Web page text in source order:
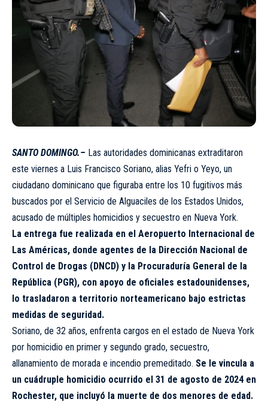
SANTO DOMINGO.– Las autoridades dominicanas extraditaron
este viernes a Luis Francisco Soriano, alias Yefri o Yeyo, un
ciudadano dominicano que figuraba entre los 10 fugitivos más
buscados por el Servicio de Alguaciles de los Estados Unidos,
acusado de múltiples homicidios y secuestro en Nueva York.
La entrega fue realizada en el Aeropuerto Internacional de
Las Américas, donde agentes de la Dirección Nacional de
Control de Drogas (DNCD) y la Procuraduría General de la
República (PGR), con apoyo de oficiales estadounidenses,
lo trasladaron a territorio norteamericano bajo estrictas
medidas de seguridad.
Soriano, de 32 años, enfrenta cargos en el estado de Nueva York
por homicidio en primer y segundo grado, secuestro,
allanamiento de morada e incendio premeditado. Se le vincula a
un cuádruple homicidio ocurrido el 31 de agosto de 2024 en
Rochester, que incluyó la muerte de dos menores de edad.